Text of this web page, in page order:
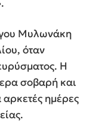
Μυλωνάκη
όταν
Η
σοβαρή και
αρκετές ημέρες